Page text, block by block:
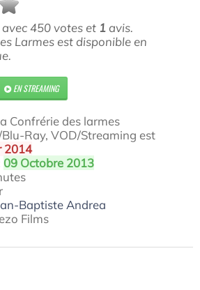
avec450votes et 1 avis.
Larmes est disponible en
EN STREAMING
Confrérie des larmes
Ray, VOD/Streaming est
2014
09 Octobre 2013
Baptiste Andrea
Films